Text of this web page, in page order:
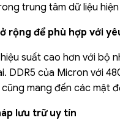
trung tâm dữ liệu hiện
rộng để phù hợp với
suất cao hơn với bộ
DDR5 của Micron với
cũng mang đến các mật
lưu trữ uy tín
DRAM -